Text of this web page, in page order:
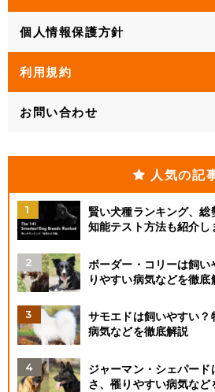
個人情報保護方針
利用規約
お問い合わせ
人気の記
賢い犬種ランキング、
知能テスト方法も紹介し
ボーダー・コリーは飼
りやすい病気などを徹底
サモエドは飼いやすい
病気などを徹底解説
ジャーマン・シェパー
さ、罹りやすい病気など